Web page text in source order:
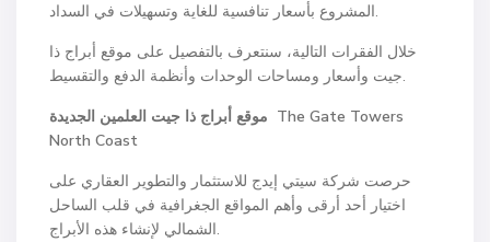
المشروع بأسعار تنافسية للغاية وتسهيلات في السداد.
خلال الفقرات التالية، سنتعرف بالتفصيل على موقع أبراج ذا
جيت وأسعار ومساحات الوحدات وأنظمة الدفع والتقسيط.
The Gate Towers
North Coast
حرصت شركة سيتي إيدج للاستثمار والتطوير العقاري على
اختيار أحد أرقى وأهم المواقع الجغرافية في قلب الساحل
الشمالي لإنشاء هذه الأبراج.